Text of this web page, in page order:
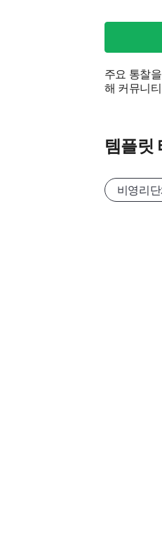
주요 통찰
해 커뮤니
템플릿
비영리